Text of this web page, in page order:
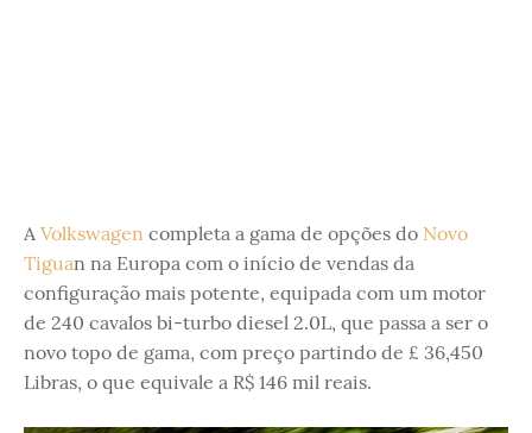
A Volkswagen completa a gama de opções do Novo
Tiguan na Europa com o início de vendas da
configuração mais potente, equipada com um motor
de 240 cavalos bi-turbo diesel 2.0L, que passa a ser o
novo topo de gama, com preço partindo de £ 36,450
Libras, o que equivale a R$ 146 mil reais.